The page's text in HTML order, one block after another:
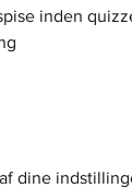
inden
dine